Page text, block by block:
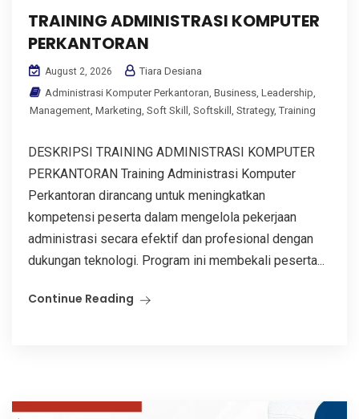
TRAINING ADMINISTRASI KOMPUTER
PERKANTORAN
August 2, 2026
Tiara Desiana
Administrasi Komputer Perkantoran Business Leadership
Management Marketing Soft Skill Softskill Strategy, Training
DESKRIPSI TRAINING ADMINISTRASI KOMPUTER
PERKANTORAN Training Administrasi Komputer
Perkantoran dirancang untuk meningkatkan
kompetensi peserta dalam mengelola pekerjaan
administrasi secara efektif dan profesional dengan
dukungan teknologi. Program ini membekali peserta...
Continue Reading